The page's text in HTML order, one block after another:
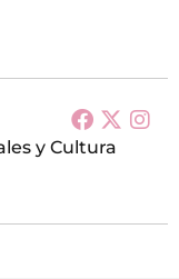
y Cultura